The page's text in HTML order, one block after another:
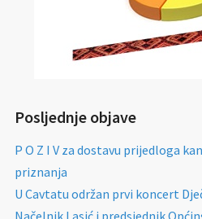
Posljednje objave
P O Z I V za dostavu prijedloga
priznanja
U Cavtatu održan prvi koncert